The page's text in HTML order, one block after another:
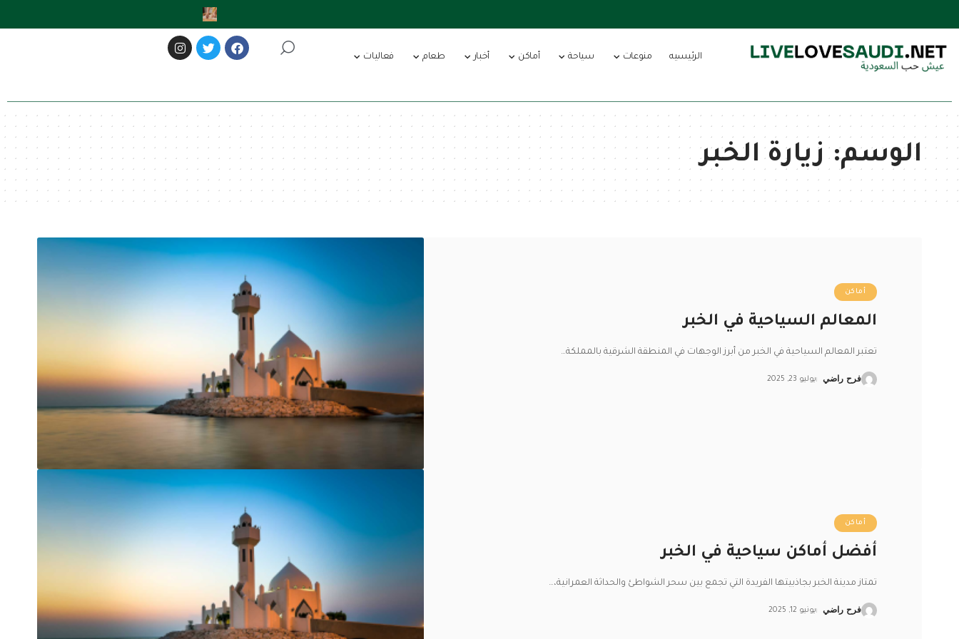
الرئيسيه منوعات سياحة أماكن أخبار طعام فعاليات
الوسم: زيارة الخبر
أماكن
المعالم السياحية في الخبر
تعتبر المعالم السياحية في الخبر من أبرز الوجهات في المنطقة الشرقية بالمملكة…
فرح راضي يوليو 23, 2025
أماكن
أفضل أماكن سياحية في الخبر
تمتاز مدينة الخبر بجاذبيتها الفريدة التي تجمع بين سحر الشواطئ والحداثة العمرانية،…
فرح راضي يونيو 12, 2025